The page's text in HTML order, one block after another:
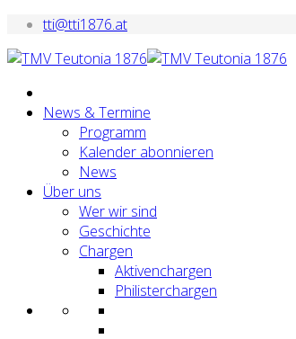
tti@tti1876.at
News & Termine
Programm
Kalender abonnieren
News
Über uns
Wer wir sind
Geschichte
Chargen
Aktivenchargen
Philisterchargen